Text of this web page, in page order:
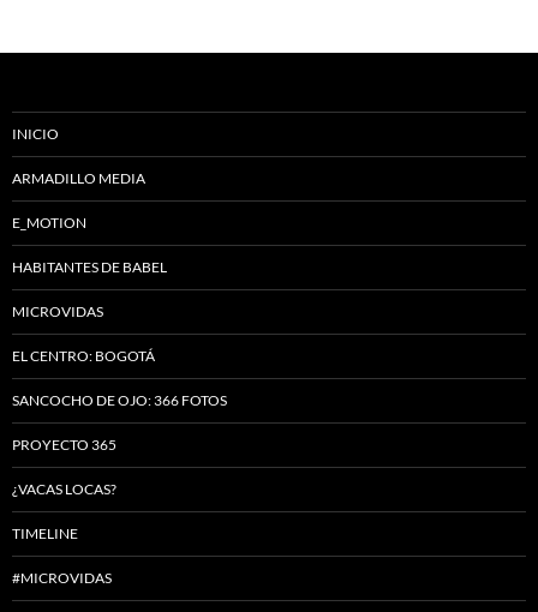
INICIO
ARMADILLO MEDIA
E_MOTION
HABITANTES DE BABEL
MICROVIDAS
EL CENTRO: BOGOTÁ
SANCOCHO DE OJO: 366 FOTOS
PROYECTO 365
¿VACAS LOCAS?
TIMELINE
#MICROVIDAS